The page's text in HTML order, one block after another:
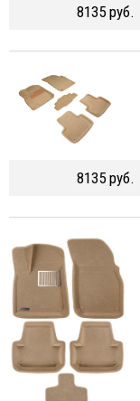
8135 руб.
8135 руб.